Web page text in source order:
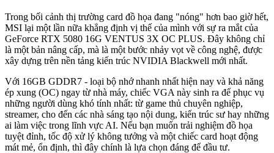
Trong bối cảnh thị trường card đồ họa đang "nóng" hơn bao giờ hết,
MSI lại một lần nữa khẳng định vị thế của mình với sự ra mắt của
GeForce RTX 5080 16G VENTUS 3X OC PLUS. Đây không chỉ
là một bản nâng cấp, mà là một bước nhảy vọt về công nghệ, được
xây dựng trên nền tảng kiến trúc NVIDIA Blackwell mới nhất.
Với 16GB GDDR7 - loại bộ nhớ nhanh nhất hiện nay và khả năng
ép xung (OC) ngay từ nhà máy, chiếc VGA này sinh ra để phục vụ
những người dùng khó tính nhất: từ game thủ chuyên nghiệp,
streamer, cho đến các nhà sáng tạo nội dung, kiến trúc sư hay những
ai làm việc trong lĩnh vực AI. Nếu bạn muốn trải nghiệm đồ họa
tuyệt đỉnh, tốc độ xử lý không tưởng và một chiếc card hoạt động
mát mẻ, ổn định, thì đây chính là lựa chọn đáng để đầu tư.